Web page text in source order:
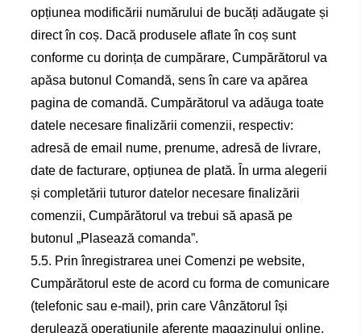
opțiunea modificării numărului de bucăți adăugate și
direct în coș. Dacă produsele aflate în coș sunt
conforme cu dorința de cumpărare, Cumpărătorul va
apăsa butonul Comandă, sens în care va apărea
pagina de comandă. Cumpărătorul va adăuga toate
datele necesare finalizării comenzii, respectiv:
adresă de email nume, prenume, adresă de livrare,
date de facturare, opțiunea de plată. În urma alegerii
și completării tuturor datelor necesare finalizării
comenzii, Cumpărătorul va trebui să apasă pe
butonul „Plasează comanda”.
5.5. Prin înregistrarea unei Comenzi pe website,
Cumpărătorul este de acord cu forma de comunicare
(telefonic sau e-mail), prin care Vânzătorul își
derulează operațiunile aferente magazinului online.